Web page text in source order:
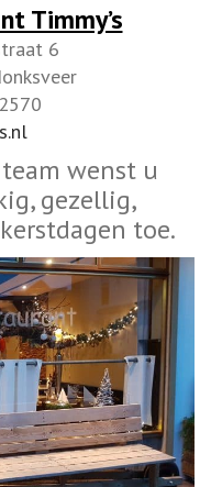
Timmy’s
6
wenst u
gezellig,
toe.